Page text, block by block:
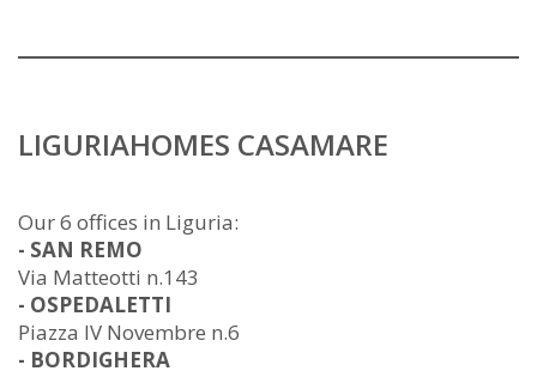
LIGURIAHOMES CASAMARE
Our 6 offices in Liguria:
- SAN REMO
Via Matteotti n.143
- OSPEDALETTI
Piazza IV Novembre n.6
- BORDIGHERA